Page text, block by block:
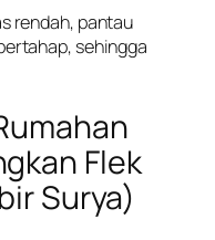
rendah, pantau
sehingga
Flek
Surya)